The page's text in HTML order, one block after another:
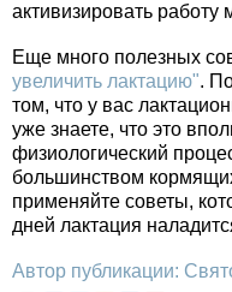
активизировать работу
Еще много полезных
увеличить лактацию".
том, что у вас
уже знаете, что это
физиологический
большинством
применяйте советы,
дней лактация
Автор публикации: